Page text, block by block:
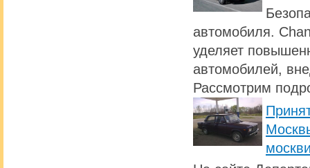
автомобиля.
уделяет
автомобилей,
Рассмотрим